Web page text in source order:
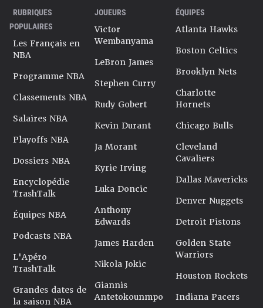
RUBRIQUES
POPULAIRES
Les Français en
NBA
Programme NBA
Classements NBA
Salaires NBA
Playoffs NBA
Dossiers NBA
Encyclopédie
TrashTalk
Équipes NBA
Podcasts NBA
L'Apéro
TrashTalk
Grandes dates de
la saison NBA
JOUEURS
Victor
Wembanyama
LeBron James
Stephen Curry
Rudy Gobert
Kevin Durant
Ja Morant
Kyrie Irving
Luka Doncic
Anthony
Edwards
James Harden
Nikola Jokic
Giannis
Antetokounmpo
ÉQUIPES
Atlanta Hawks
Boston Celtics
Brooklyn Nets
Charlotte
Hornets
Chicago Bulls
Cleveland
Cavaliers
Dallas Mavericks
Denver Nuggets
Detroit Pistons
Golden State
Warriors
Houston Rockets
Indiana Pacers